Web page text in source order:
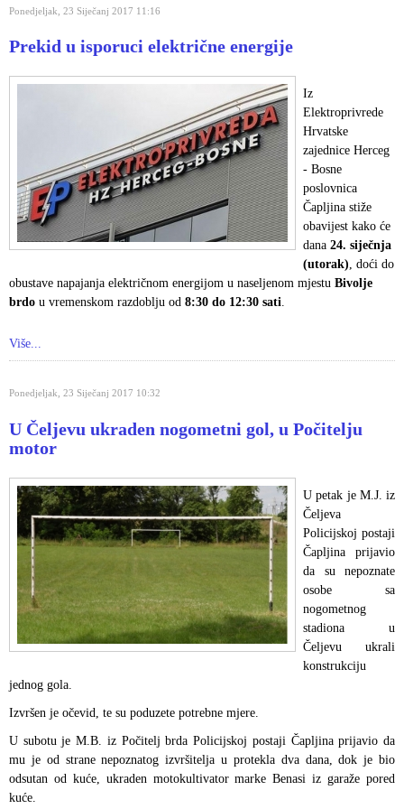
Ponedjeljak, 23 Siječanj 2017 11:16
Prekid u isporuci električne energije
Iz
Elektroprivrede
Hrvatske
zajednice Herceg
- Bosne
poslovnica
Čapljina stiže
obavijest kako će
dana 24. siječnja
(utorak), doći do
obustave napajanja električnom energijom u naseljenom mjestu Bivolje
brdo u vremenskom razdoblju od 8:30 do 12:30 sati.
Više...
Ponedjeljak, 23 Siječanj 2017 10:32
U Čeljevu ukraden nogometni gol, u Počitelju
motor
U petak je M.J. iz
Čeljeva
Policijskoj postaji
Čapljina prijavio
da su nepoznate
osobe sa
nogometnog
stadiona u
Čeljevu ukrali
konstrukciju
jednog gola.
Izvršen je očevid, te su poduzete potrebne mjere.
U subotu je M.B. iz Počitelj brda Policijskoj postaji Čapljina prijavio da
mu je od strane nepoznatog izvršitelja u protekla dva dana, dok je bio
odsutan od kuće, ukraden motokultivator marke Benasi iz garaže pored
kuće.